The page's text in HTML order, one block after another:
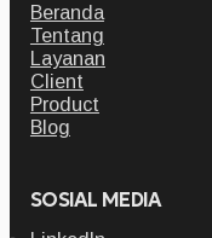
Beranda
Tentang
Layanan
Client
Product
Blog
SOSIAL MEDIA